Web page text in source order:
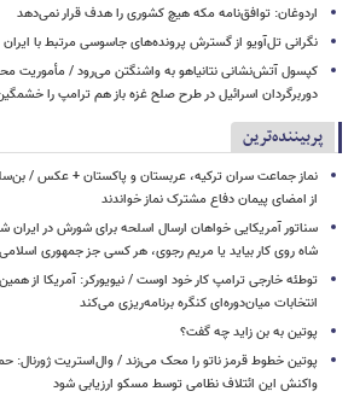
اردوغان: توافق‌نامه مکه هیچ کشوری را هدف قرار نمی‌دهد
نگرانی تل‌آویو از گسترش پرونده‌های جاسوسی مرتبط با ایران
کپسول آتش‌نشانی نتانیاهو به واشنگتن می‌رود / مأموریت
دوربرگردان اسرائیل در طرح صلح غزه باز هم ترامپ را
پربیننده‌ترین
نماز جماعت سران ترکیه، عربستان و پاکستان + عکس /
از امضای پیمان دفاع مشترک نماز خواندند
سناتور آمریکایی خواهان ارسال اسلحه برای شورش در
شاه روی کار بیاید یا مریم رجوی، هر کسی جز جمهوری اسلامی
توطئه خارجی ترامپ کار خود اوست / نیویورکر: آمریکا از
انتخابات میان‌دوره‌ای کنگره برنامه‌ریزی می‌کند
پوتین به بن زاید چه گفت؟
پوتین خطوط قرمز ناتو را محک می‌زند / وال‌استریت ژورنال:
واکنش این ائتلاف نظامی توسط مسکو ارزیابی شود